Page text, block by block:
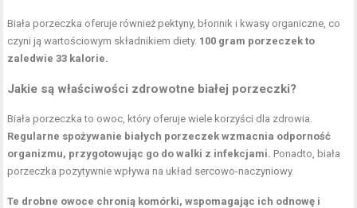
Biała porzeczka oferuje również pektyny, błonnik i kwasy organiczne, co
czyni ją wartościowym składnikiem diety. 100 gram porzeczek to
zaledwie 33 kalorie.
Jakie są właściwości zdrowotne białej porzeczki?
Biała porzeczka to owoc, który oferuje wiele korzyści dla zdrowia.
Regularne spożywanie białych porzeczek wzmacnia odporność
organizmu, przygotowując go do walki z infekcjami. Ponadto, biała
porzeczka pozytywnie wpływa na układ sercowo-naczyniowy.
Te drobne owoce chronią komórki, wspomagając ich odnowę i